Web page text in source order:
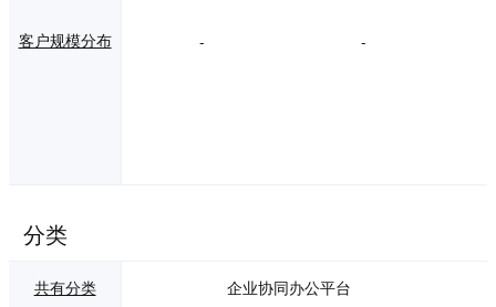
客户规模分布 - -
分类
共有分类 企业协同办公平台